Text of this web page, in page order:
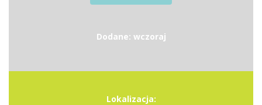
Dodane: wczoraj
Lokalizacja: